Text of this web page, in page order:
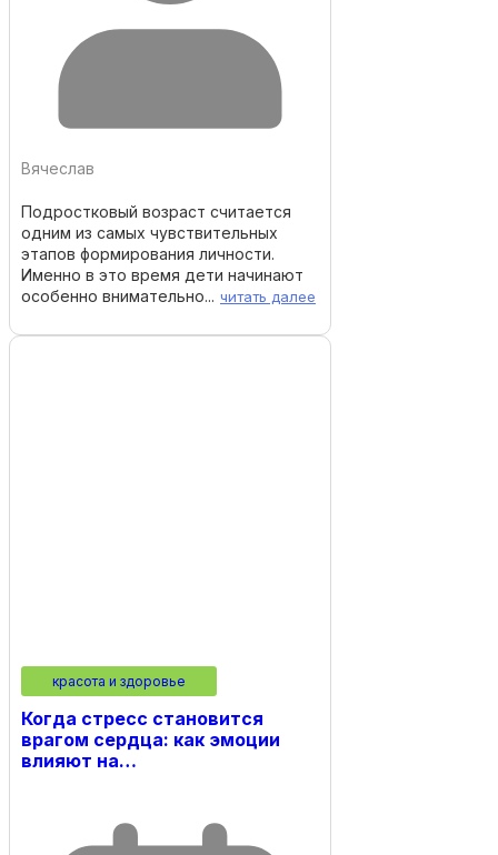
Вячеслав
Подростковый возраст считается
одним из самых чувствительных
этапов формирования личности.
Именно в это время дети начинают
особенно внимательно... читать далее
красота и здоровье
Когда стресс становится
врагом сердца: как эмоции
влияют на…